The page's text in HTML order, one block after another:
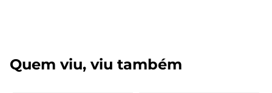
Quem viu, viu também